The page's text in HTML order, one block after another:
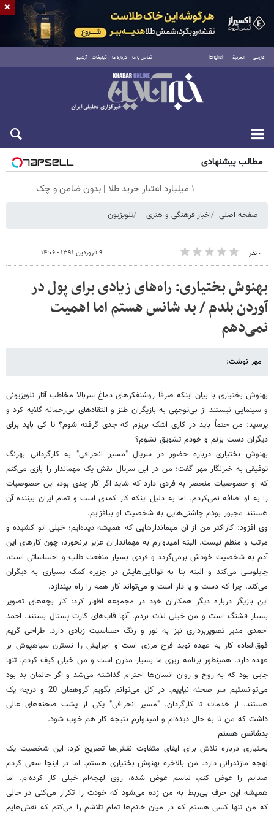
فارسی العربية English تماس با ما درباره ما تبلیغات آرشیو
شنبه ۱۷ مرداد ۱۴۰۵
مطالب پیشنهادی
۱ میلیارد اعتبار خرید طلا | بدون ضامن و چک
صفحه اصلی اخبار فرهنگی و هنری تلویزیون
۰ نفر ۹ فروردین ۱۳۹۱ - ۱۴:۰۶
بهنوش بختیاری: راه‌های زیادی برای پول در
آوردن بلدم / بد شانس هستم اما اهمیت
نمی‌دهم
مهر نوشت:
بهنوش بختیاری با بیان اینکه صرفا روشنفکرهای دماغ سربالا مخاطب آثار تلویزیونی
و سینمایی نیستند از بی‌توجهی به بازیگران طنز و انتقادهای بی‌رحمانه گلایه کرد و
پرسید: من حتماً باید در کاری اشک بریزم که جدی گرفته شوم؟ تا کی باید برای
دیگران دست بزنم و خودم تشویق نشوم؟
بهنوش بختیاری درباره حضور در سریال "مسیر انحرافی" به کارگردانی بهرنگ
توفیقی به خبرنگار مهر گفت: من در این سریال نقش یک مهماندار را بازی می‌کنم
که او خصوصیات منحصر به فردی دارد که شاید اگر کار جدی بود، این خصوصیات
را به او اضافه نمی‌کردم. اما به دلیل اینکه کار کمدی است و تمام ایران بیننده آن
هستند مجبور بودم چاشنی‌هایی به شخصیت او بیافزایم.
وی افزود: کاراکتر من از آن مهماندارهایی که همیشه دیده‌ایم؛ خیلی اتو کشیده و
مرتب و منظم نیست. البته امیدوارم به مهمانداران عزیز برنخورد، چون کارهای این
آدم به شخصیت خودش برمی‌گردد و فردی بسیار منفعت طلب و احساساتی است،
چاپلوسی می‌کند و البته بنا به توانایی‌هایش در جزیره کمک بسیاری به دیگران
می‌کند. چرا که دست و پا دار است و می‌تواند کار همه را راه بیندازد.
این بازیگر درباره دیگر همکاران خود در مجموعه اظهار کرد: کار بچه‌های تصویر
بسیار قشنگ است و من خیلی لذت بردم. آنها قاب‌های کارت پستال بستند. احمد
احمدی مدیر تصویربرداری نیز به نور و رنگ حساسیت زیادی دارد. طراحی گریم
فوق‌العاده کار به عهده نوید فرح مرزی است و اجرایش را نسترن سیاهپوش بر
عهده دارد. همینطور برنامه ریزی ما بسیار مدرن است و من خیلی کیف کردم. تنها
جایی بود که به روح و روان انسان‌ها احترام گذاشته می‌شد و اگر حالمان بد بود
می‌توانستیم سر صحنه نیاییم. در کل می‌توانم بگویم گروهمان 20 و درجه یک
هستند. از خدمات تا کارگردان. "مسیر انحرافی" یکی از پشت صحنه‌های عالی
داشت که من تا به حال دیده‌ام و امیدوارم نتیجه کار هم خوب شود.
بدشانس هستم
بختیاری درباره تلاش برای ایفای متفاوت نقش‌ها تصریح کرد: این شخصیت یک
لهجه مازندرانی دارد. من بالاخره بهنوش بختیاری هستم. اما در اینجا سعی کردم
صدایم را عوض کنم، لباسم عوض شده، روی لهجه‌ام خیلی کار کرده‌ام. اما
همیشه این حرف بی‌ربط به من زده می‌شود که خودت را تکرار می‌کنی در حالی
که من تنها کسی هستم که در میان خانم‌ها تمام تلاشم را می‌کنم که نقش‌هایم
×